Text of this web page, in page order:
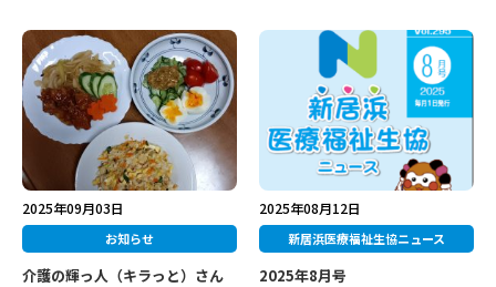
2025年09月03日
お知らせ
介護の輝っ人（キラっと）さん
2025年08月12日
新居浜医療福祉生協ニュース
2025年8月号